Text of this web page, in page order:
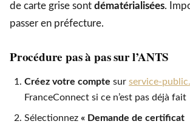
de carte grise sont dématérialisées.
passer en préfecture.
Procédure pas à pas sur l’ANTS
Créez votre compte sur service-
FranceConnect si ce n’est pas déjà fait
Sélectionnez « Demande de certificat